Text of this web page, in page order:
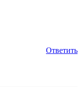
Ответить